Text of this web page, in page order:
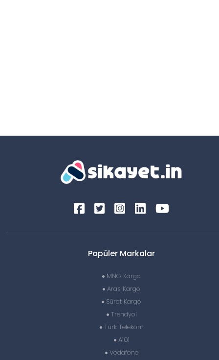
Popüler Markalar
MNG Kargo
Aras Kargo
Sürat Kargo
Trendyol
Türk Telekom
A101
Vodafone